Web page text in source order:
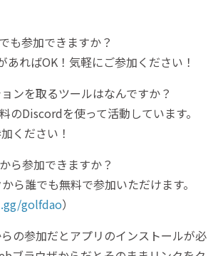
も参加できますか？
あればOK！気軽にご参加ください！
ンを取るツールはなんですか？
のDiscordを使って活動しています。
ください！
ら参加できますか？
ら誰でも無料で参加いただけます。
golfdao）
の参加だとアプリのインストールが必